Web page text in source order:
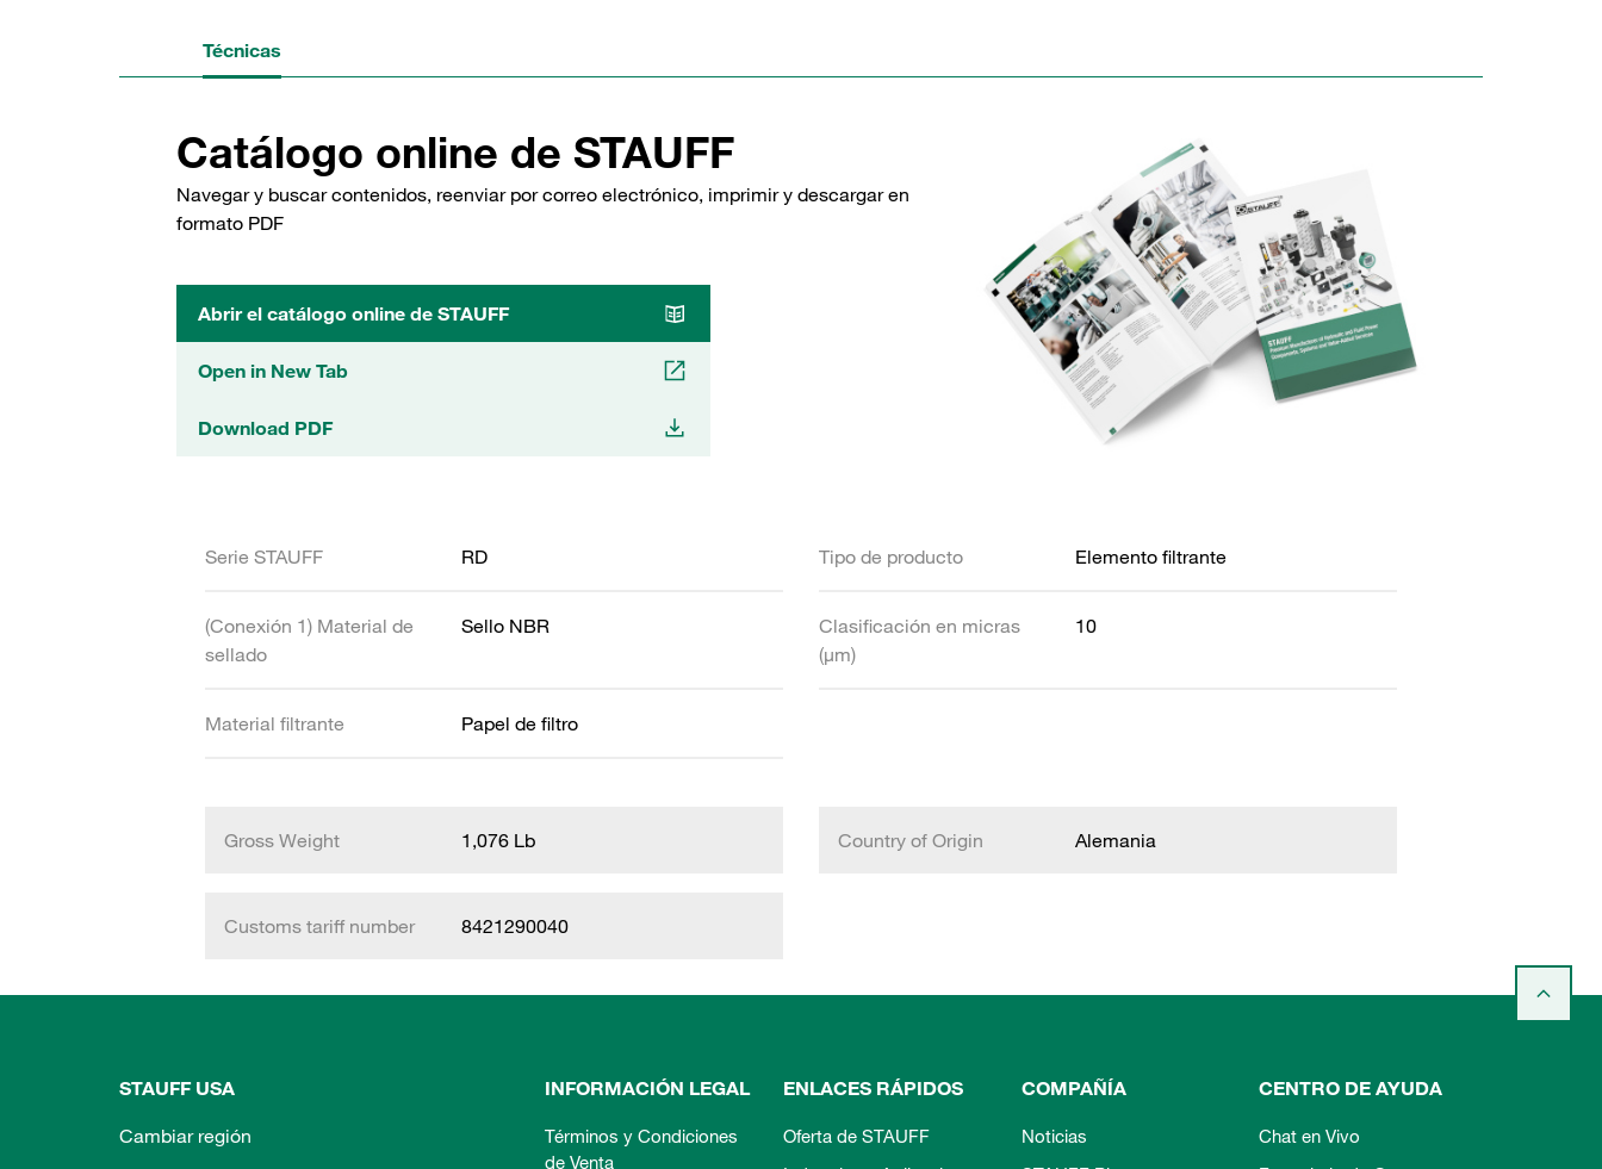
Técnicas
Catálogo online de STAUFF
Navegar y buscar contenidos, reenviar por correo electrónico, imprimir y descargar en
formato PDF
Abrir el catálogo online de STAUFF
Open in New Tab
Download PDF
Serie STAUFF RD Tipo de producto Elemento filtrante
(Conexión 1) Material de
sellado
Sello NBR
Clasificación en micras
(µm)
10
Material filtrante Papel de filtro
Gross Weight 1,076 Lb Country of Origin Alemania
Customs tariff number 8421290040
STAUFF USA
Cambiar región
INFORMACIÓN LEGAL
Términos y Condiciones
de Venta
ENLACES RÁPIDOS
Oferta de STAUFF
COMPAÑÍA
Noticias
CENTRO DE AYUDA
Chat en Vivo